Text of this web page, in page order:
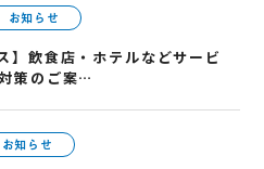
お知らせ
】飲食店・ホテルなどサービ
策のご案…
お知らせ